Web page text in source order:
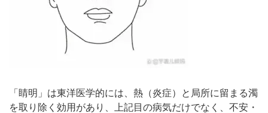
「睛明」は東洋医学的には、熱（炎症）と局所に留まる濁
を取り除く効用があり、上記目の病気だけでなく、不安・